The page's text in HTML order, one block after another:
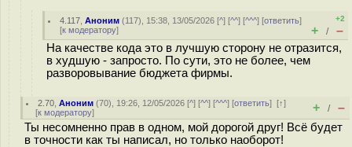
4.117 ,Аноним (117), 15:38, 13/05/2026 [^] [^^] [^^^] [ответить]
[к модератору]
+2
+ / –
На качестве кода это в лучшую сторону не отразится,
в худшую - запросто. По сути, это не более, чем
разворовывание бюджета фирмы.
2.70 ,Аноним (70), 19:26, 12/05/2026 [^] [^^] [^^^] [ответить][↑]
[к модератору] + / –
Ты несомненно прав в одном, мой дорогой друг! Всё будет
в точности как ты написал, но только наоборот!